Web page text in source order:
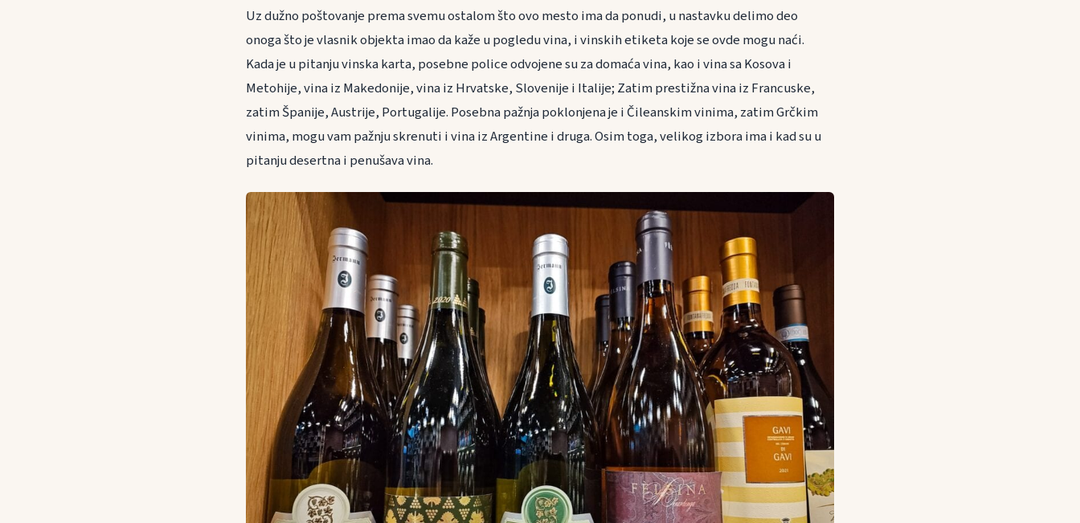
Uz dužno poštovanje prema svemu ostalom što ovo mesto ima da ponudi, u nastavku delimo deo
onoga što je vlasnik objekta imao da kaže u pogledu vina, i vinskih etiketa koje se ovde mogu naći.
Kada je u pitanju vinska karta, posebne police odvojene su za domaća vina, kao i vina sa Kosova i
Metohije, vina iz Makedonije, vina iz Hrvatske, Slovenije i Italije; Zatim prestižna vina iz Francuske,
zatim Španije, Austrije, Portugalije. Posebna pažnja poklonjena je i Čileanskim vinima, zatim Grčkim
vinima, mogu vam pažnju skrenuti i vina iz Argentine i druga. Osim toga, velikog izbora ima i kad su u
pitanju desertna i penušava vina.